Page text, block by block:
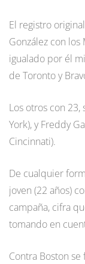
El registro
González con los
igualado por él
de Toronto y
Los otros con 23,
York), y Freddy
Cincinnati).
De cualquier
joven (22 años)
campaña, cifra
tomando en
Contra Boston